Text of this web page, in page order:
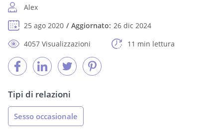
Alex
25 ago 2020
Aggiornato: 26 dic 2024
4057 Visualizzazioni
11 min lettura
Tipi di relazioni
Sesso occasionale